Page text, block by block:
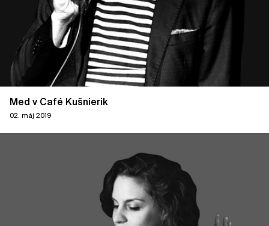
Med v Café Kušnierik
02. máj 2019